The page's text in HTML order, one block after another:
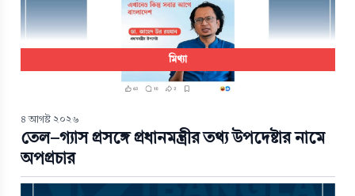
মিথ্যা
৪ আগস্ট ২০২৬
তেল-গ্যাস প্রসঙ্গে প্রধানমন্ত্রীর তথ্য উপদেষ্টার নামে
অপপ্রচার